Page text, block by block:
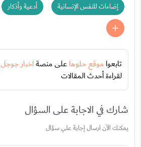
إضاءات للنفس الإنسانية أدعية وأذكار
تابعواموقع حلوهاعلى منصةاخبار جوجل
لقراءة أحدث المقالات
شارك في الاجابة على السؤال
يمكنك الآن ارسال إجابة علي سؤال